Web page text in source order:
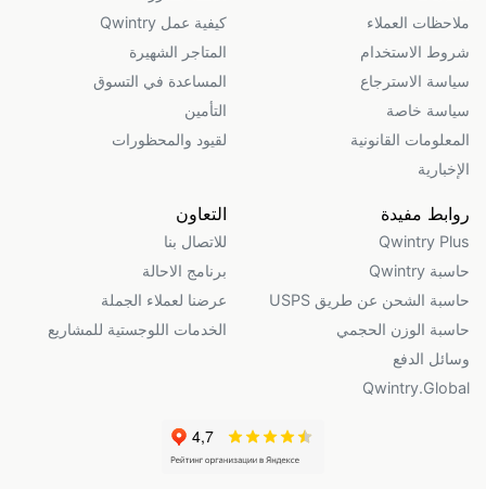
ملاحظات العملاء
شروط الاستخدام
سياسة الاسترجاع
سياسة خاصة
المعلومات القانونية
الإخبارية
كيفية عمل Qwintry
المتاجر الشهيرة
المساعدة في التسوق
التأمين
لقيود والمحظورات
روابط مفيدة
Qwintry Plus
حاسبة Qwintry
حاسبة الشحن عن طريق USPS
حاسبة الوزن الحجمي
وسائل الدفع
Qwintry.Global
التعاون
للاتصال بنا
برنامج الاحالة
عرضنا لعملاء الجملة
الخدمات اللوجستية للمشاريع